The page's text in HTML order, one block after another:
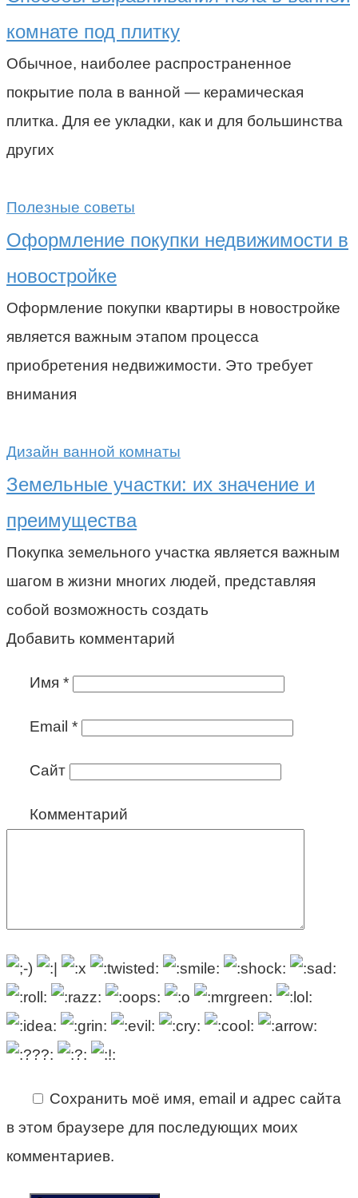
комнате под плитку
Обычное, наиболее распространенное
покрытие пола в ванной — керамическая
плитка. Для ее укладки, как и для большинства
других
Полезные советы
Оформление покупки недвижимости в
новостройке
Оформление покупки квартиры в новостройке
является важным этапом процесса
приобретения недвижимости. Это требует
внимания
Дизайн ванной комнаты
Земельные участки: их значение и
преимущества
Покупка земельного участка является важным
шагом в жизни многих людей, представляя
собой возможность создать
Добавить комментарий
Имя *
Email *
Сайт
Комментарий
Сохранить моё имя, email и адрес сайта
в этом браузере для последующих моих
комментариев.